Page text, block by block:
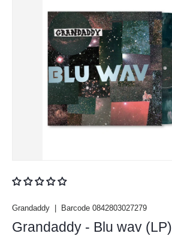
Grandaddy Barcode 0842803027279
Grandaddy - Blu wav (LP)